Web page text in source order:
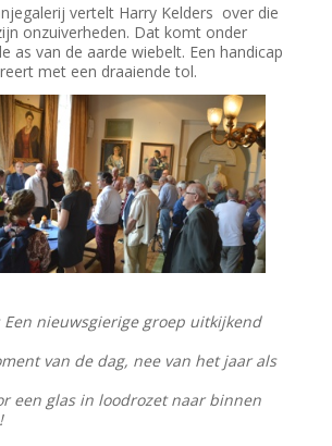
vertelt Harry Kelders over die
onzuiverheden. Dat komt onder
as van de aarde wiebelt. Een handicap
met een draaiende tol.
Een nieuwsgierige groep uitkijkend
van de dag, nee van het jaar als
een glas in loodrozet naar binnen